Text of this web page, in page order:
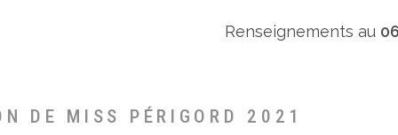
Renseignements au
DE MISS PÉRIGORD 2021